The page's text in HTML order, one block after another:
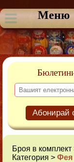
Меню
Абонирай
Броя в комплект
Категория > Фея